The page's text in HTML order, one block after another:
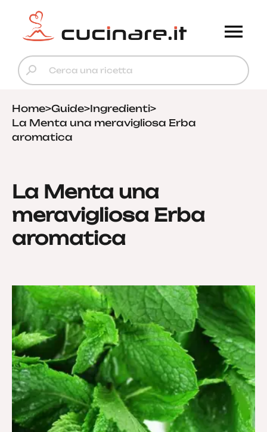
Home>Guide>Ingredienti>
La Menta una meravigliosa Erba
aromatica
La Menta una
meravigliosa Erba
aromatica